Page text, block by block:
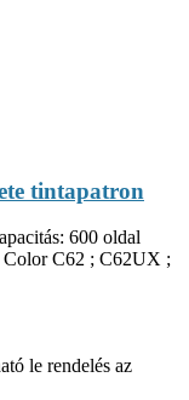
tintapatron
600 oldal
Color C62 ; C62UX ;
le rendelés az